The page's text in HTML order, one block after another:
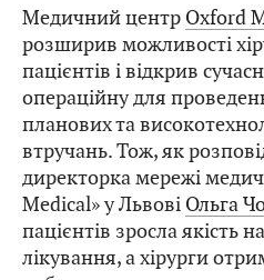
Медичний центр Oxford
розширив можливості
пацієнтів і відкрив
операційну для
планових та
втручань. Тож, як
директорка мережі
Medical» у Львові Ольга
пацієнтів зросла якість
лікування, а хірурги